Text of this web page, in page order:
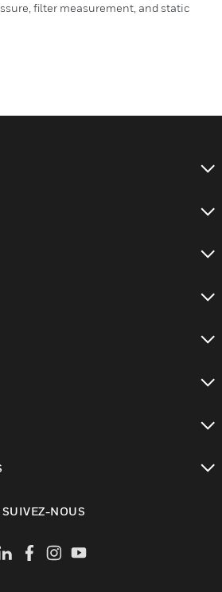
filter measurement, and static
SUIVEZ-NOUS